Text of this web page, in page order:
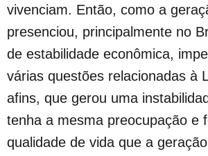
vivenciam. Então, como a
presenciou, principalmente no
de estabilidade econômica,
várias questões relacionadas à
afins, que gerou uma
tenha a mesma preocupação e
qualidade de vida que a